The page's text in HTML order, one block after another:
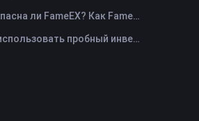
Безопасна ли FameEX? Как FameEX защищает средства пользователей
Как использовать пробный инвестиционный фонд FameEX Futures Trial Fund Plus?